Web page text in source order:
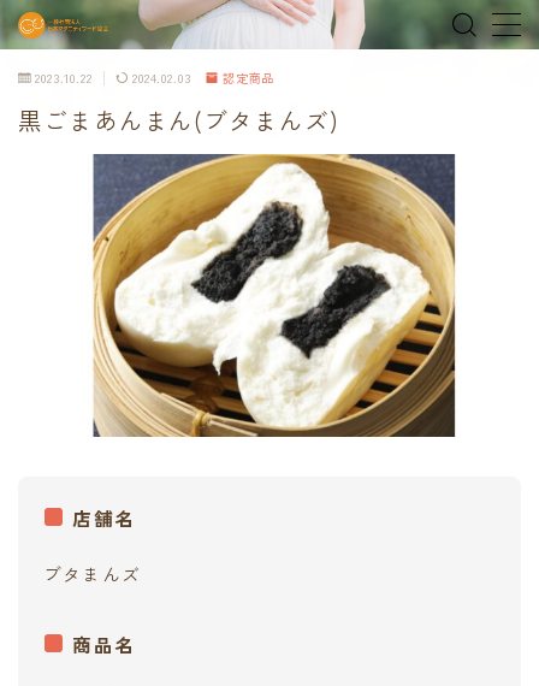
MENU
MEDIA & NEWS
オンラインショップ
contact
2023.10.22 2024.02.03 認定商品
黒ごまあんまん(ブタまんズ)
店舗名
ブタまんズ
商品名